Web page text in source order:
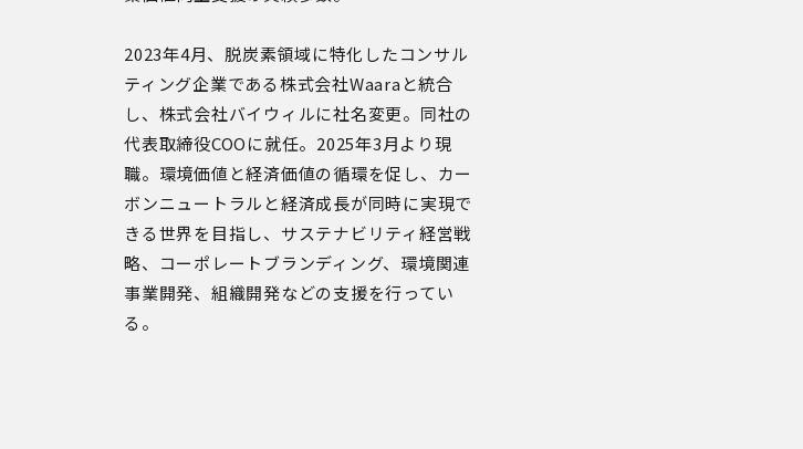
2023年4月、脱炭素領域に特化したコンサル
ティング企業である株式会社Waaraと統合
し、株式会社バイウィルに社名変更。同社の
代表取締役COOに就任。2025年3月より現
職。環境価値と経済価値の循環を促し、カー
ボンニュートラルと経済成長が同時に実現で
きる世界を目指し、サステナビリティ経営戦
略、コーポレートブランディング、環境関連
事業開発、組織開発などの支援を行ってい
る。